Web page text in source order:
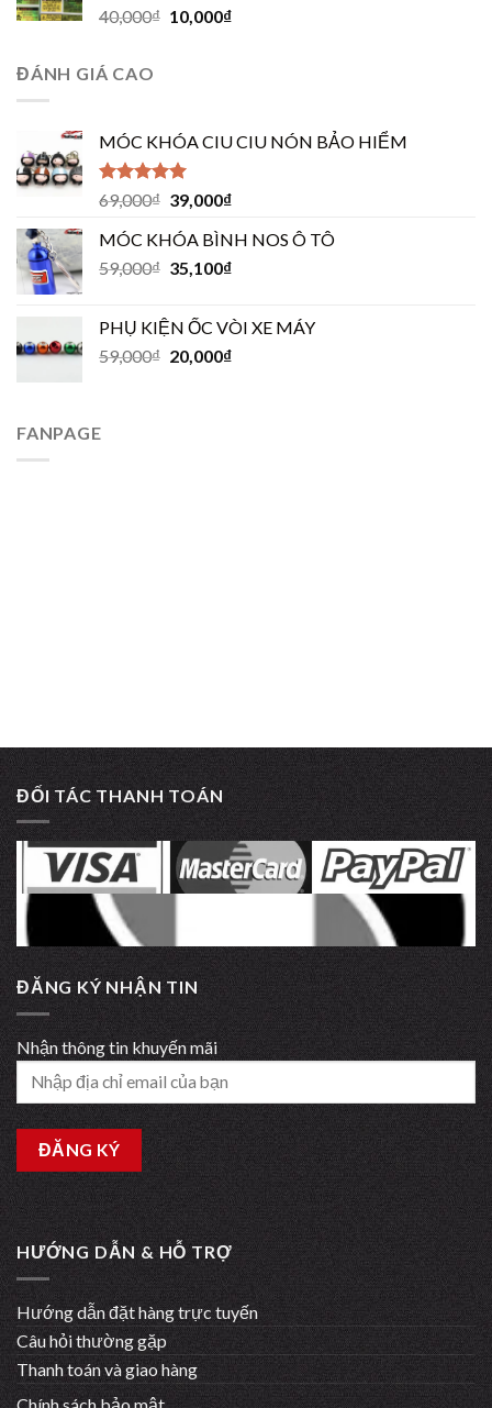
40,000₫ 10,000₫
ĐÁNH GIÁ CAO
MÓC KHÓA CIU CIU NÓN BẢO HIỂM
Được xếp
hạng
5
sao
69,000₫ 39,000₫
MÓC KHÓA BÌNH NOS Ô TÔ
59,000₫ 35,100₫
PHỤ KIỆN ỐC VÒI XE MÁY
59,000₫ 20,000₫
FANPAGE
ĐỐI TÁC THANH TOÁN
ĐĂNG KÝ NHẬN TIN
Nhận thông tin khuyến mãi
HƯỚNG DẪN & HỖ TRỢ
Hướng dẫn đặt hàng trực tuyến
Câu hỏi thường gặp
Thanh toán và giao hàng